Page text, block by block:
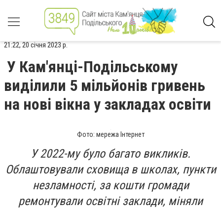
21:22, 20 січня 2023 р.
У Кам'янці-Подільському
виділили 5 мільйонів гривень
на нові вікна у закладах освіти
Фото: мережа Інтернет
У 2022-му було багато викликів.
Облаштовували сховища в школах, пункти
незламності, за кошти громади
ремонтували освітні заклади, міняли